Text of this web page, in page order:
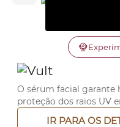
O sérum facial garante
proteção dos raios UV
IR PARA OS